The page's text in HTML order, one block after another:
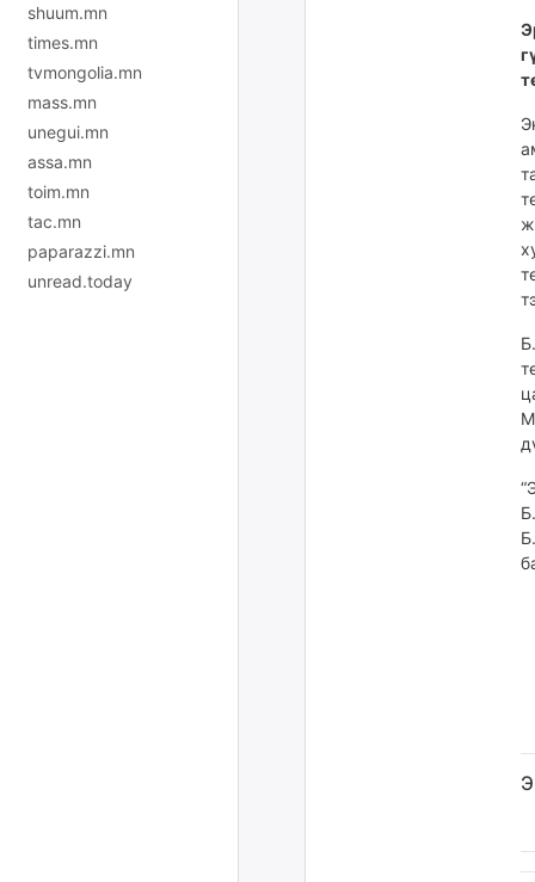
shuum.mn
times.mn
tvmongolia.mn
mass.mn
unegui.mn
assa.mn
toim.mn
tac.mn
paparazzi.mn
unread.today